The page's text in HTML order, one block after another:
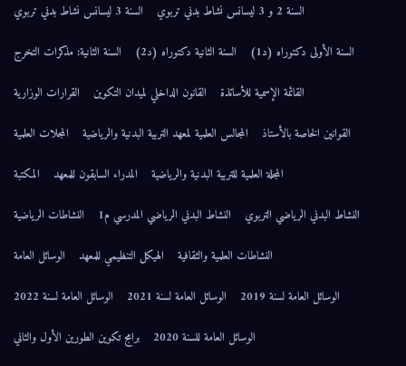
السنة 2 و 3 ليسانس نشاط بدني تربوي
السنة 3 ليسانس نشاط بدني تربوي
السنة الأولى دكتوراه (د1)
السنة الثانية دكتوراه (د2)
السنة الثانية: مذكرات التخرج
القائمة الإسمية للأساتذة
القانون الداخلي لميدان التكوين
القرارات الوزارية
القوانين الخاصة بالأستاذ
المجالس العلمية لمعهد التربية البدنية والرياضية
المجلات العلمية
المجلة العلمية للتربية البدنية والرياضية
المدراء السابقون للمعهد
المكتبة
النشاط البدني الرياضي التربوي
النشاط البدني الرياضي المدرسي م1
النشاطات الرياضية
النشاطات العلمية والثقافية
الهيكل التنظيمي للمعهد
الوسائل العامة
الوسائل العامة لسنة 2019
الوسائل العامة لسنة 2021
الوسائل العامة لسنة 2022
الوسائل العامة للسنة 2020
برامج تكوين الطورين الأول والثاني